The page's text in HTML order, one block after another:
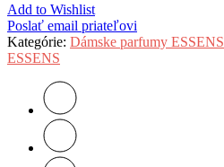
Add to Wishlist
Poslať email priateľovi
Kategórie: Dámske parfumy ESSENS
ESSENS